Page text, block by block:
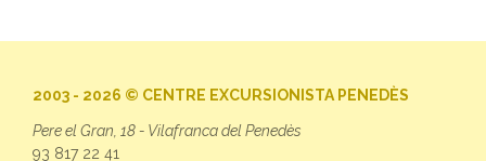
2003 - 2026 © CENTRE EXCURSIONISTA PENEDÈS
Pere el Gran, 18 - Vilafranca del Penedès
93 817 22 41